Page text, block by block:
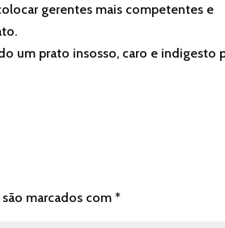
gerentes mais competentes e
um prato insosso, caro e indigesto
marcados com*